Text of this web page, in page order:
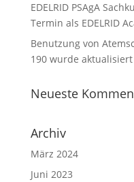
EDELRID PSAgA
Termin als EDELRID
Benutzung von
190 wurde aktualisiert
Neueste
Archiv
März 2024
Juni 2023